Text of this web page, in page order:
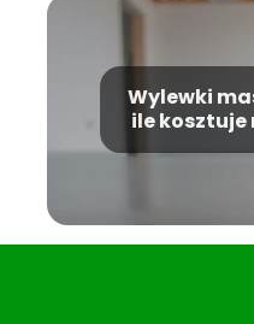
Wylewki
ile kosztuje